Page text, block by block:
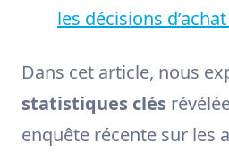
les décisions
Dans cet article, nous
statistiques clés
enquête récente sur les